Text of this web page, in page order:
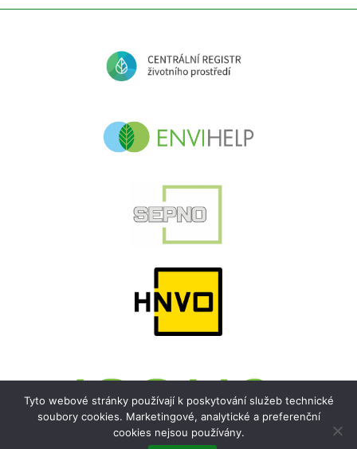
Tyto webové stránky používají k poskytování služeb technické
soubory cookies. Marketingové, analytické a preferenční
cookies nejsou používány.